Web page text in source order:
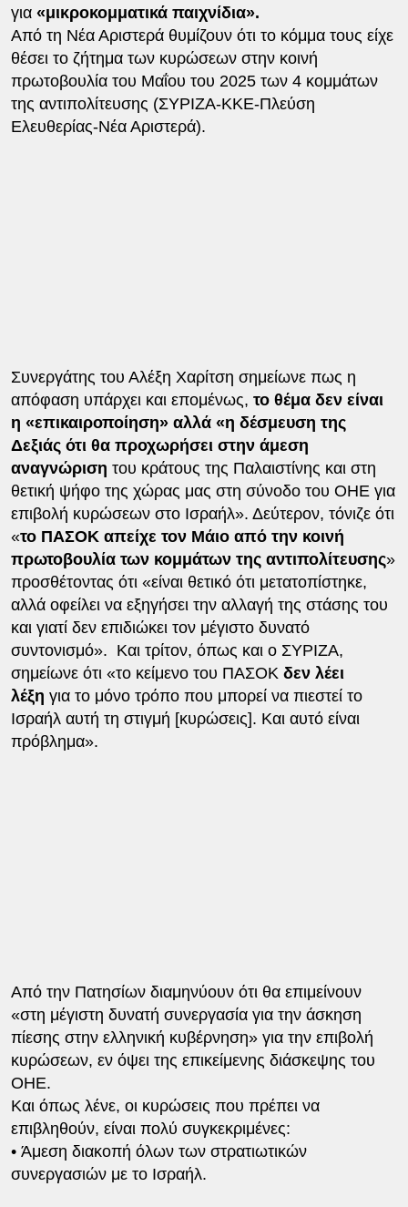
για «μικροκομματικά παιχνίδια».
Από τη Νέα Αριστερά θυμίζουν ότι το κόμμα τους είχε
θέσει το ζήτημα των κυρώσεων στην κοινή
πρωτοβουλία του Μαΐου του 2025 των 4 κομμάτων
της αντιπολίτευσης (ΣΥΡΙΖΑ-ΚΚΕ-Πλεύση
Ελευθερίας-Νέα Αριστερά).
Συνεργάτης του Αλέξη Χαρίτση σημείωνε πως η
απόφαση υπάρχει και επομένως, το θέμα δεν είναι
η «επικαιροποίηση» αλλά «η δέσμευση της
Δεξιάς ότι θα προχωρήσει στην άμεση
αναγνώριση του κράτους της Παλαιστίνης και στη
θετική ψήφο της χώρας μας στη σύνοδο του ΟΗΕ για
επιβολή κυρώσεων στο Ισραήλ». Δεύτερον, τόνιζε ότι
«το ΠΑΣΟΚ απείχε τον Μάιο από την κοινή
πρωτοβουλία των κομμάτων της αντιπολίτευσης»
προσθέτοντας ότι «είναι θετικό ότι μετατοπίστηκε,
αλλά οφείλει να εξηγήσει την αλλαγή της στάσης του
και γιατί δεν επιδιώκει τον μέγιστο δυνατό
συντονισμό». Και τρίτον, όπως και ο ΣΥΡΙΖΑ,
σημείωνε ότι «το κείμενο του ΠΑΣΟΚ δεν λέει
λέξη για το μόνο τρόπο που μπορεί να πιεστεί το
Ισραήλ αυτή τη στιγμή [κυρώσεις]. Και αυτό είναι
πρόβλημα».
Από την Πατησίων διαμηνύουν ότι θα επιμείνουν
«στη μέγιστη δυνατή συνεργασία για την άσκηση
πίεσης στην ελληνική κυβέρνηση» για την επιβολή
κυρώσεων, εν όψει της επικείμενης διάσκεψης του
ΟΗΕ.
Και όπως λένε, οι κυρώσεις που πρέπει να
επιβληθούν, είναι πολύ συγκεκριμένες:
•⁠ ⁠Άμεση διακοπή όλων των στρατιωτικών
συνεργασιών με το Ισραήλ.